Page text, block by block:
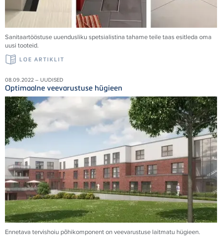
Sanitaartööstuse uuendusliku spetsialistina tahame teile taas esitleda oma
uusi tooteid.
LOE ARTIKLIT
08.09.2022 – UUDISED
Optimaalne veevarustuse hügieen
Ennetava tervishoiu põhikomponent on veevarustuse laitmatu hügieen.